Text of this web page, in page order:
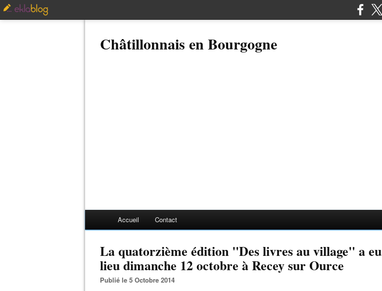
Châtillonnais en Bourgogne
Accueil Contact
La quatorzième édition "Des livres au village" a eu
lieu dimanche 12 octobre à Recey sur Ource
Publié le 5 Octobre 2014